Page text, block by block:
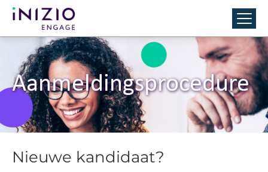
Aanmeldingsprocedure
Nieuwe kandidaat?